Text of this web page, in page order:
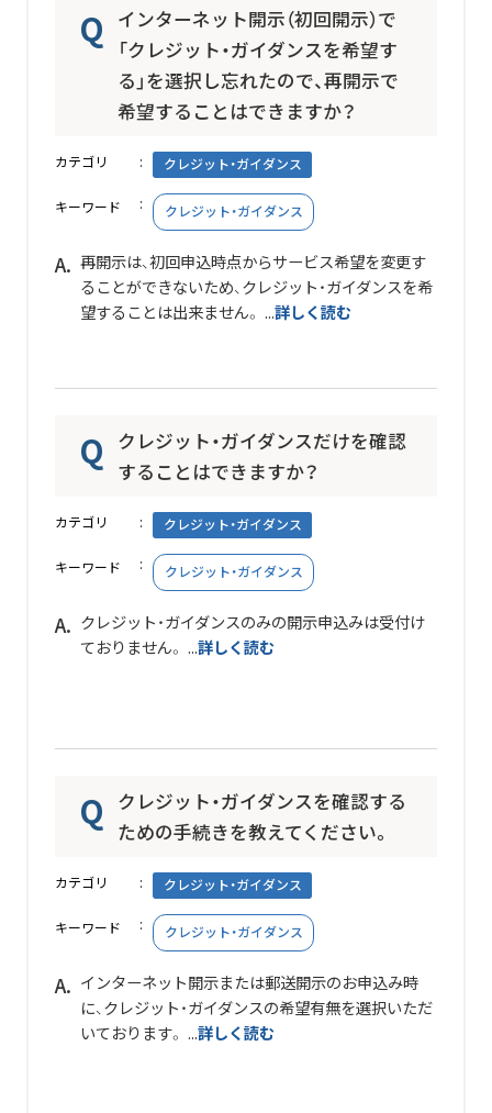
インターネット開示（初回開示）で
「クレジット・ガイダンスを希望す
る」を選択し忘れたので、再開示で
希望することはできますか？
カテゴリ クレジット・ガイダンス
キーワード クレジット・ガイダンス
再開示は、初回申込時点からサービス希望を変更す
ることができないため、クレジット・ガイダンスを希
望することは出来ません。 ...詳しく読む
クレジット・ガイダンスだけを確認
することはできますか？
カテゴリ クレジット・ガイダンス
キーワード クレジット・ガイダンス
クレジット・ガイダンスのみの開示申込みは受付け
ておりません。 ...詳しく読む
クレジット・ガイダンスを確認する
ための手続きを教えてください。
カテゴリ クレジット・ガイダンス
キーワード クレジット・ガイダンス
インターネット開示または郵送開示のお申込み時
に、クレジット・ガイダンスの希望有無を選択いただ
いております。 ...詳しく読む